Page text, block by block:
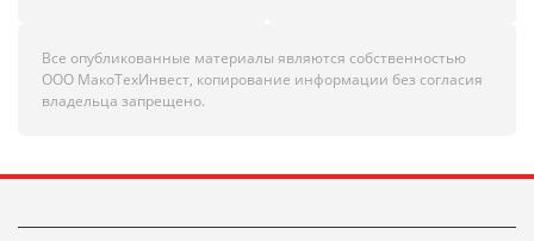
Все опубликованные материалы являются собственностью
ООО МакоТехИнвест, копирование информации без согласия
владельца запрещено.